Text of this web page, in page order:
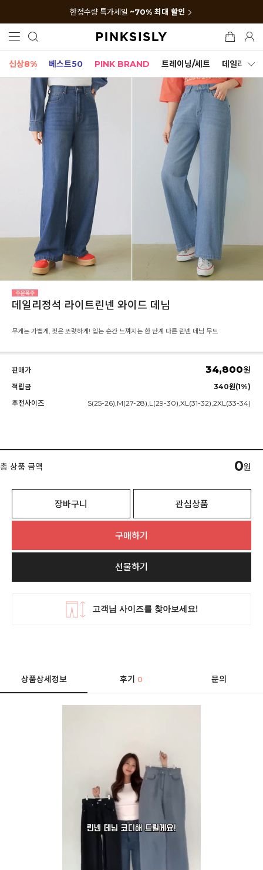
한정수량 특가세일 ~70% 최대 할인
신상8% 베스트50 PINK BRAND 트레이닝/세트 데일리세트
데일리정석 라이트린넨 와이드 데님
무게는 가볍게, 핏은 또렷하게! 입는 순간 느껴지는 한 단계 다른 린넨 데님 무드
판매가 34,800원
적립금
340원(1%)
추천사이즈
S(25-26),M(27-28),L(29-30),XL(31-32),2XL(33-34)
총 상품 금액 0원
장바구니 관심상품
구매하기
선물하기
상품상세정보 후기0 문의